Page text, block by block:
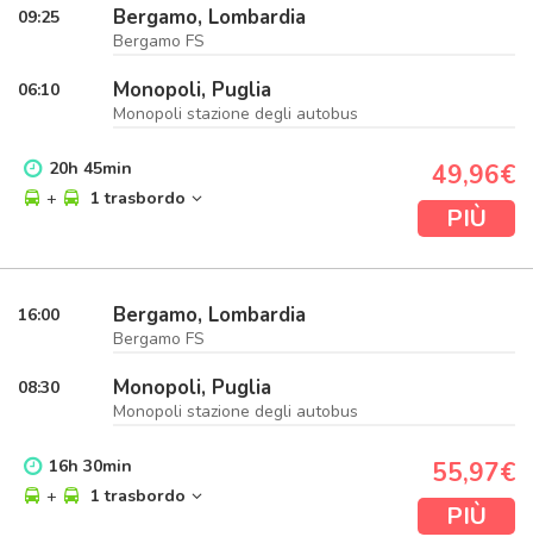
09:25 Bergamo, Lombardia
Bergamo FS
06:10 Monopoli, Puglia
Monopoli stazione degli autobus
20h 45min
+
1 trasbordo
49,96€
PIÙ
16:00 Bergamo, Lombardia
Bergamo FS
08:30 Monopoli, Puglia
Monopoli stazione degli autobus
16h 30min
+
1 trasbordo
55,97€
PIÙ